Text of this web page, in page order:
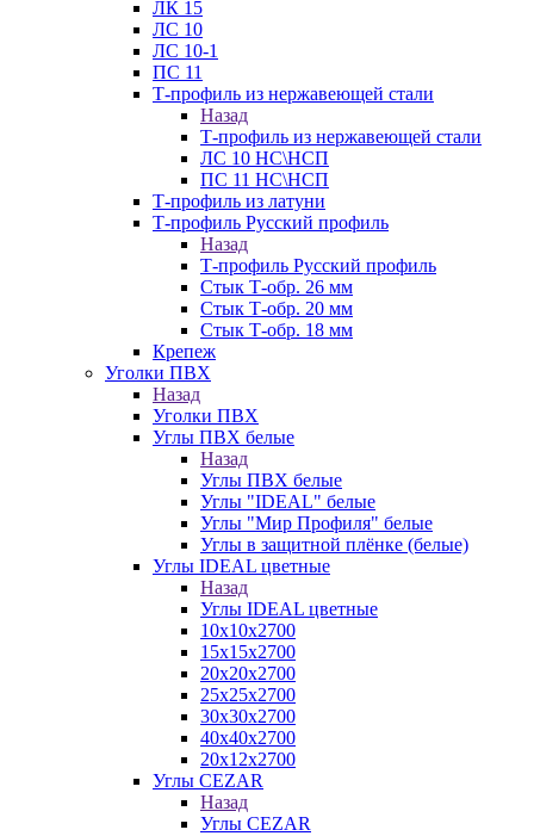
ЛК 15
ЛС 10
ЛС 10-1
ПС 11
Т-профиль из нержавеющей стали
Назад
Т-профиль из нержавеющей стали
ЛС 10 НС\НСП
ПС 11 НС\НСП
Т-профиль из латуни
Т-профиль Русский профиль
Назад
Т-профиль Русский профиль
Стык Т-обр. 26 мм
Стык Т-обр. 20 мм
Стык Т-обр. 18 мм
Крепеж
Уголки ПВХ
Назад
Уголки ПВХ
Углы ПВХ белые
Назад
Углы ПВХ белые
Углы "IDEAL" белые
Углы "Мир Профиля" белые
Углы в защитной плёнке (белые)
Углы IDEAL цветные
Назад
Углы IDEAL цветные
10х10х2700
15х15х2700
20х20х2700
25х25х2700
30х30х2700
40х40х2700
20х12х2700
Углы CEZAR
Назад
Углы CEZAR